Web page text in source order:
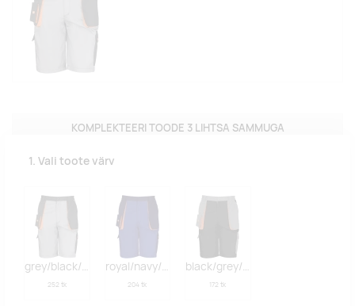
KOMPLEKTEERI TOODE 3 LIHTSA SAMMUGA
1. Vali toote värv
grey/black/orange
252 tk
royal/navy/orange
204 tk
black/grey/orange
172 tk